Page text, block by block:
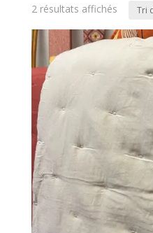
2 résultats affichésTrié
plus
plus
ancien